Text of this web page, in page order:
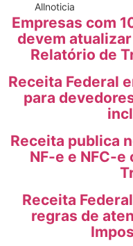
Allnoticia
Empresas com
devem
Relatório de
Receita Federal
para
Receita publica
NF-e e NFC-e
Receita
regras de